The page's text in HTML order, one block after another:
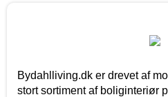
Bydahlliving.dk er drevet af
stort sortiment af boliginteriør